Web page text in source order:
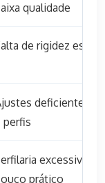
qualidade
de rigidez
deficientes
perfis
excessiva
prático